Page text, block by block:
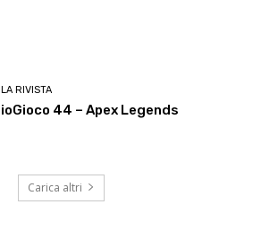
LA RIVISTA
ioGioco 44 – Apex Legends
Carica altri